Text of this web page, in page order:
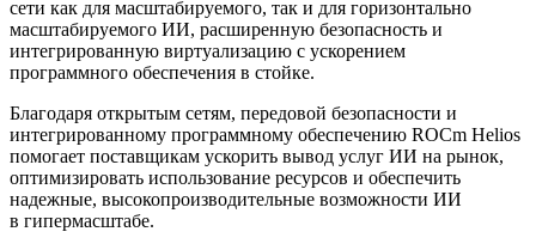
сети как для масштабируемого, так и для горизонтально
масштабируемого ИИ, расширенную безопасность и
интегрированную виртуализацию с ускорением
программного обеспечения в стойке.
Благодаря открытым сетям, передовой безопасности и
интегрированному программному обеспечению ROCm Helios
помогает поставщикам ускорить вывод услуг ИИ на рынок,
оптимизировать использование ресурсов и обеспечить
надежные, высокопроизводительные возможности ИИ
в гипермасштабе.